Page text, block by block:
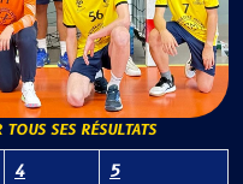
SES RÉSULTATS
4
5